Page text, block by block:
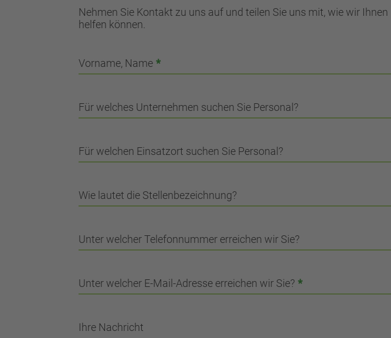
Nehmen Sie Kontakt zu uns auf und teilen Sie uns mit, wie wir Ihnen
helfen können.
Vorname, Name *
Für welches Unternehmen suchen Sie Personal?
Für welchen Einsatzort suchen Sie Personal?
Wie lautet die Stellenbezeichnung?
Unter welcher Telefonnummer erreichen wir Sie?
Unter welcher E-Mail-Adresse erreichen wir Sie? *
Ihre Nachricht